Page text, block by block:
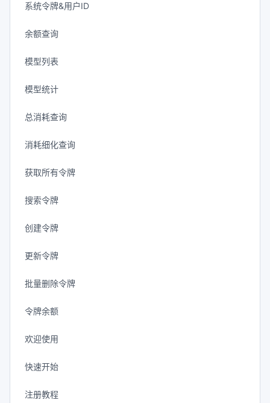
系统令牌&用户ID
余额查询
模型列表
模型统计
总消耗查询
消耗细化查询
获取所有令牌
搜索令牌
创建令牌
更新令牌
批量删除令牌
令牌余额
欢迎使用
快速开始
注册教程